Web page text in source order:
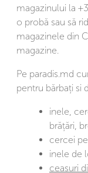
magazinului la
o probă sau să
magazinele din
magazine.
Pe paradis.md
pentru bărbați si
inele,
brățări,
cercei
inele de
ceasuri